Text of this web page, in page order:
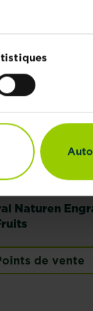
Naturen
de vente